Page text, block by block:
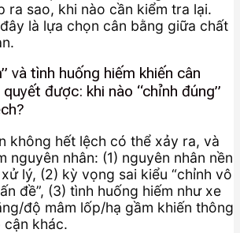
ra sao, khi nào cần kiểm tra lại.
là lựa chọn cân bằng giữa chất
và tình huống hiếm khiến cân
được: khi nào “chỉnh đúng”
không hết lệch có thể xảy ra, và
nguyên nhân: (1) nguyên nhân nền
lý, (2) kỳ vọng sai kiểu “chỉnh vô
đề”, (3) tình huống hiếm như xe
độ mâm lốp/hạ gầm khiến thông
cận khác.